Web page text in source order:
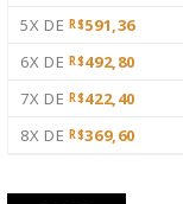
5X DE R$591,36
6X DE R$492,80
7X DE R$422,40
8X DE R$369,60